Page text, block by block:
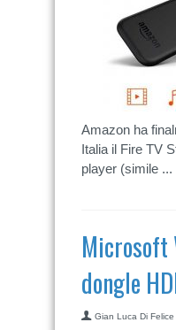
Amazon ha
Italia il Fire TV
player (simile ...
Microsoft
dongle
Gian Luca Di Felice